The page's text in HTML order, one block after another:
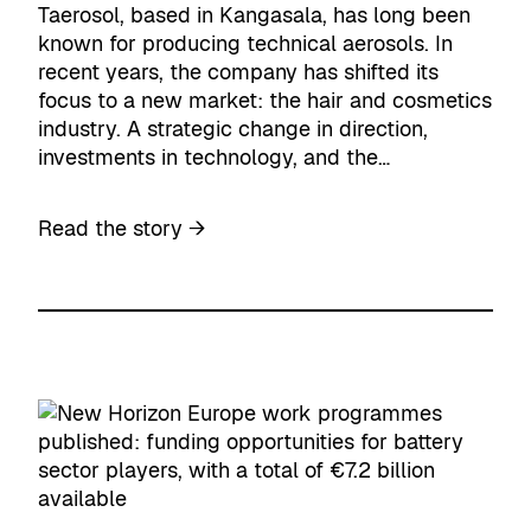
Taerosol, based in Kangasala, has long been
known for producing technical aerosols. In
recent years, the company has shifted its
focus to a new market: the hair and cosmetics
industry. A strategic change in direction,
investments in technology, and the…
Read the story →:
o
h
a
n